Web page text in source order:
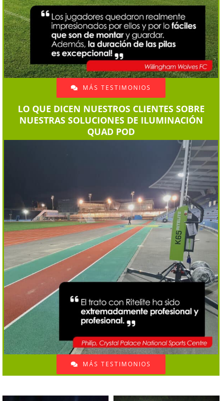
MÁS TESTIMONIOS
LO QUE DICEN NUESTROS CLIENTES SOBRE
NUESTRAS SOLUCIONES DE ILUMINACIÓN
QUAD POD
MÁS TESTIMONIOS